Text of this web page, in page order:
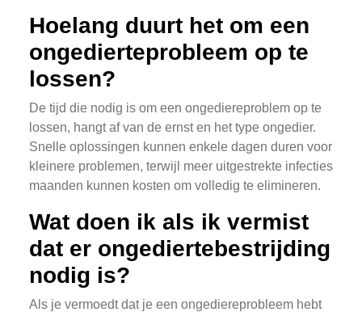
Hoelang duurt het om een
ongedierteprobleem op te
lossen?
De tijd die nodig is om een ongediereproblem op te
lossen, hangt af van de ernst en het type ongedier.
Snelle oplossingen kunnen enkele dagen duren voor
kleinere problemen, terwijl meer uitgestrekte infecties
maanden kunnen kosten om volledig te elimineren.
Wat doen ik als ik vermist
dat er ongediertebestrijding
nodig is?
Als je vermoedt dat je een ongediereprobleem hebt